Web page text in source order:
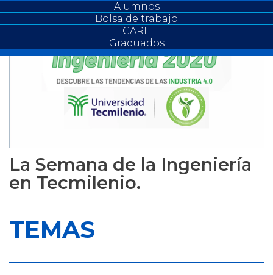
Alumnos
Bolsa de trabajo
CARE
Graduados
La Semana de la Ingeniería
en Tecmilenio.
TEMAS